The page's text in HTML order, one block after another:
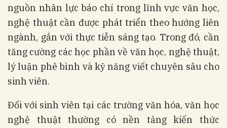
nguồn nhân lực báo chí trong lĩnh vực văn học,
nghệ thuật cần được phát triển theo hướng liên
ngành, gắn với thực tiễn sáng tạo. Trong đó, cần
tăng cường các học phần về văn học, nghệ thuật,
lý luận phê bình và kỹ năng viết chuyên sâu cho
sinh viên.
Đối với sinh viên tại các trường văn hóa, văn học
nghệ thuật thường có nền tảng kiến thức